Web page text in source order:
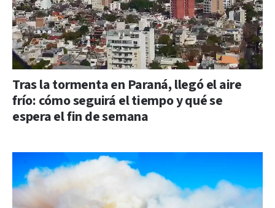
Tras la tormenta en Paraná, llegó el aire
frío: cómo seguirá el tiempo y qué se
espera el fin de semana